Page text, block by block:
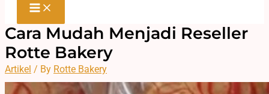
Cara Mudah Menjadi Reseller
Rotte Bakery
Artikel / By Rotte Bakery